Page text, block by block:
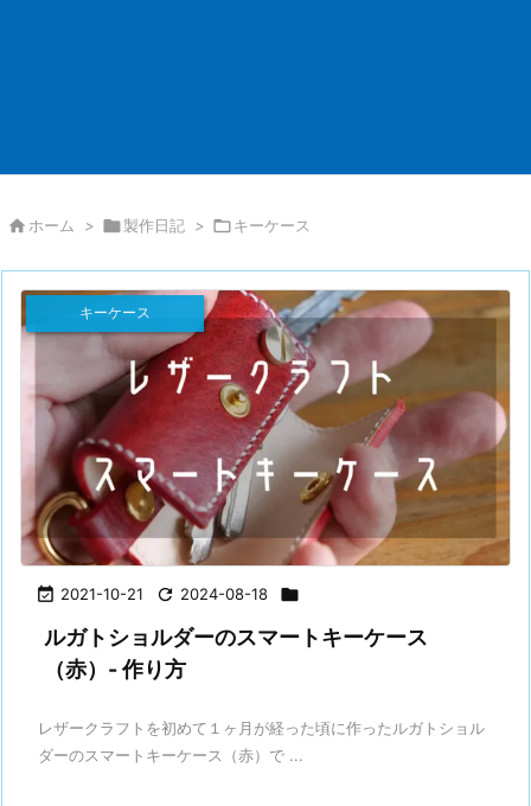
 ホーム > 製作日記 > キーケース
 2021-10-21  2024-08-18 
キーケース
ルガトショルダーのスマートキーケース
（赤）- 作り方
レザークラフトを初めて１ヶ月が経った頃に作ったルガトショル
ダーのスマートキーケース（赤）で ...